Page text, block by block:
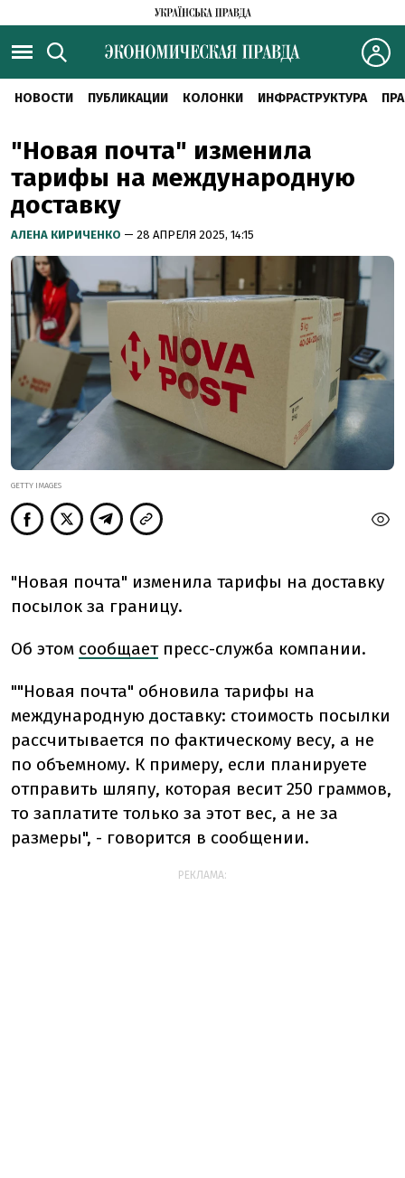
НОВОСТИ ПУБЛИКАЦИИ КОЛОНКИ ИНФРАСТРУКТУРА
"Новая почта" изменила
тарифы на международную
доставку
АЛЕНА КИРИЧЕНКО — 28 АПРЕЛЯ 2025, 14:15
GETTY IMAGES
"Новая почта" изменила тарифы на доставку
посылок за границу.
Об этом сообщаетпресс-служба компании.
""Новая почта" обновила тарифы на
международную доставку: стоимость посылки
рассчитывается по фактическому весу, а не
по объемному. К примеру, если планируете
отправить шляпу, которая весит 250 граммов,
то заплатите только за этот вес, а не за
размеры", - говорится в сообщении.
РЕКЛАМА: